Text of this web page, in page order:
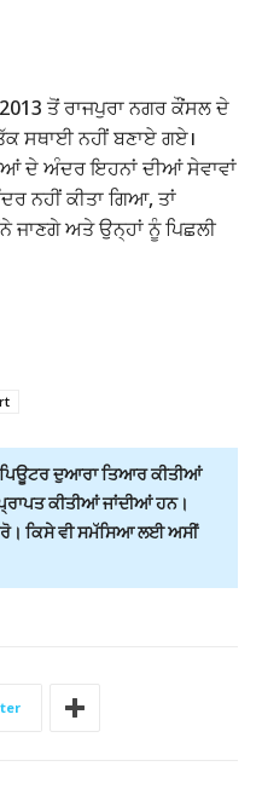
ਤੋਂ ਰਾਜਪੁਰਾ ਨਗਰ ਕੌਂਸਲ ਦੇ
ਸਥਾਈ ਨਹੀਂ ਬਣਾਏ ਗਏ।
ਦੇ ਅੰਦਰ ਇਹਨਾਂ ਦੀਆਂ ਸੇਵਾਵਾਂ
ਨਹੀਂ ਕੀਤਾ ਗਿਆ, ਤਾਂ
ਅਤੇ ਉਨ੍ਹਾਂ ਨੂੰ ਪਿਛਲੀ
ਦੁਆਰਾ ਤਿਆਰ ਕੀਤੀਆਂ
ਕੀਤੀਆਂ ਜਾਂਦੀਆਂ ਹਨ।
ਕਿਸੇ ਵੀ ਸਮੱਸਿਆ ਲਈ ਅਸੀਂ